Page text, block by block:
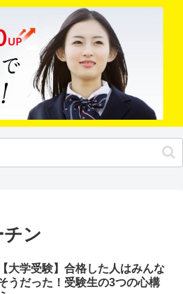
ン
【大学受験】合格した人はみんな
うだった！受験生の3つの心構